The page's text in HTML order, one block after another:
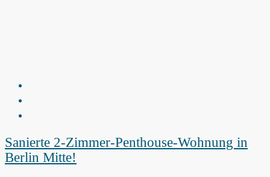
Sanierte 2-Zimmer-Penthouse-Wohnung in
Berlin Mitte!